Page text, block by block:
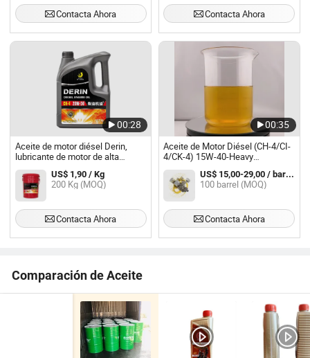
Contacta Ahora Contacta Ahora
00:28
Aceite de motor diésel Derin,
lubricante de motor de alta
resistencia CH-4 15W40/20W50
Acea E5 E7 para camiones,
sintético, fabricante OEM
US$ 1,90 / Kg
200 Kg (MOQ)
Contacta Ahora
00:35
Aceite de Motor Diésel (CH-4/CI-
4/CK-4) 15W-40-Heavy
Lubricante Diésel de Servicio
para Camiones Comerciales y
Maquinaria de Construcción
US$ 15,00-29,00 / barrel
100 barrel (MOQ)
Contacta Ahora
Comparación de Aceite